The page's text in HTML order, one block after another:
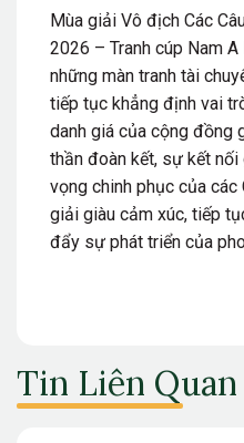
Mùa giải Vô địch Các
2026 – Tranh cúp Nam
những màn tranh tài
tiếp tục khẳng định vai
danh giá của cộng đồng
thần đoàn kết, sự kết nối
vọng chinh phục của
giải giàu cảm xúc, tiếp
đẩy sự phát triển của
Tin Liên Quan